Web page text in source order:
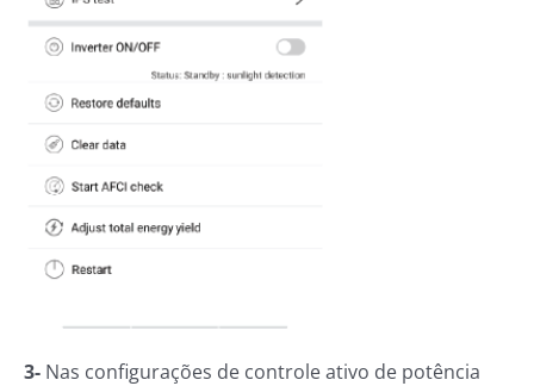
3- Nas configurações de controle ativo de potência